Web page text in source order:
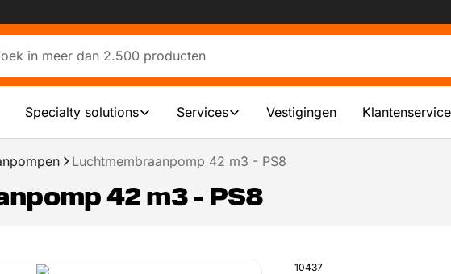
Specialty solutions Services Vestigingen Klantenservice
Luchtmembraanpomp 42 m3 - PS8
42 m3 - PS8
10437